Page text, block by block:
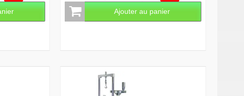
Ajouter au panier